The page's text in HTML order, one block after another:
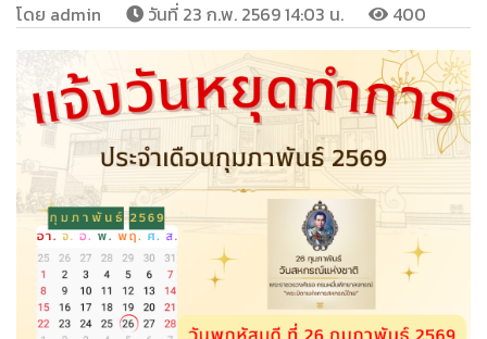
โดย admin วันที่ 23 ก.พ. 2569 14:03 น. 400